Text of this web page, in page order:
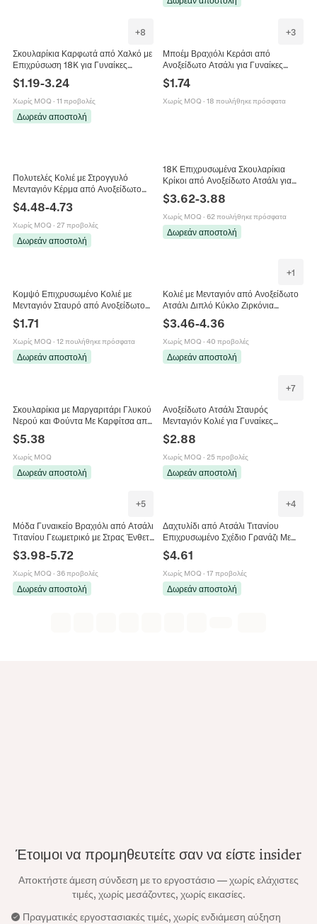
+8
Σκουλαρίκια Καρφωτά από Χαλκό με
Επιχρύσωση 18K για Γυναίκες
Εξαιρετικά Κοσμήματα με Ζιρκόνια σε
Σχήμα Φύλλου Καρδιάς Λουλουδιού
$1.19-3.24
Χωρίς MOQ · 11 προβολές
Δωρεάν αποστολή
+3
Μποέμ Βραχιόλι Κεράσι από
Ανοξείδωτο Ατσάλι για Γυναίκες
Επιχρυσωμένο Σμάλτο Πολύχρωμο
Βραχιόλι Φρούτων Κοσμήματα Στρας
$1.74
Χωρίς MOQ · 18 πουλήθηκε πρόσφατα
Πολυτελές Κολιέ με Στρογγυλό
Μενταγιόν Κέρμα από Ανοξείδωτο
Ατσάλι 18K Επιχρυσωμένο για
Γυναίκες με Ζιρκόνια Προσευχή
Γαλήνης Μόδα
$4.48-4.73
Χωρίς MOQ · 27 προβολές
Δωρεάν αποστολή
18K Επιχρυσωμένα Σκουλαρίκια
Κρίκοι από Ανοξείδωτο Ατσάλι για
Γυναίκες με Τεχνητά Μαργαριτάρια
Στρας Καρδιά Κοσμήματα
$3.62-3.88
Χωρίς MOQ · 62 πουλήθηκε πρόσφατα
Δωρεάν αποστολή
Κομψό Επιχρυσωμένο Κολιέ με
Μενταγιόν Σταυρό από Ανοξείδωτο
Κόσμημα με Στρας Δώρο για
Γυναίκες
$1.71
Χωρίς MOQ · 12 πουλήθηκε πρόσφατα
Δωρεάν αποστολή
+1
Κολιέ με Μενταγιόν από Ανοξείδωτο
Ατσάλι Διπλό Κύκλο Ζιρκόνια
Γυναίκες Αξεσουάρ
$3.46-4.36
Χωρίς MOQ · 40 προβολές
Δωρεάν αποστολή
Σκουλαρίκια με Μαργαριτάρι Γλυκού
Νερού και Φούντα Με Καρφίτσα από
Ασήμι 925 Γαλβανισμένο Χρυσό 18K
Γυναικεία Κοσμήματα
$5.38
Χωρίς MOQ
Δωρεάν αποστολή
+7
Ανοξείδωτο Ατσάλι Σταυρός
Μενταγιόν Κολιέ για Γυναίκες
Επιχρυσωμένο με Ένθετο Στρας
Θρησκευτικό Κόσμημα Μόδας Κολιέ
Αλυσίδα Σταυρός
$2.88
Χωρίς MOQ · 25 προβολές
Δωρεάν αποστολή
+5
Μόδα Γυναικείο Βραχιόλι από Ατσάλι
Τιτανίου Γεωμετρικό με Στρας Ένθετο
Χρυσό Κοσμήματα για Γυναίκες
$3.98-5.72
Χωρίς MOQ · 36 προβολές
Δωρεάν αποστολή
+4
Δαχτυλίδι από Ατσάλι Τιτανίου
Επιχρυσωμένο Σχέδιο Γρανάζι Με
Κόσμημα Δώρο Αγίου Βαλεντίνου για
Γυναίκες Άνδρες
$4.61
Χωρίς MOQ · 17 προβολές
Δωρεάν αποστολή
Έτοιμοι να προμηθευτείτε σαν να είστε insider
Αποκτήστε άμεση σύνδεση με το εργοστάσιο — χωρίς ελάχιστες
τιμές, χωρίς μεσάζοντες, χωρίς εικασίες.
Πραγματικές εργοστασιακές τιμές, χωρίς ενδιάμεση αύξηση